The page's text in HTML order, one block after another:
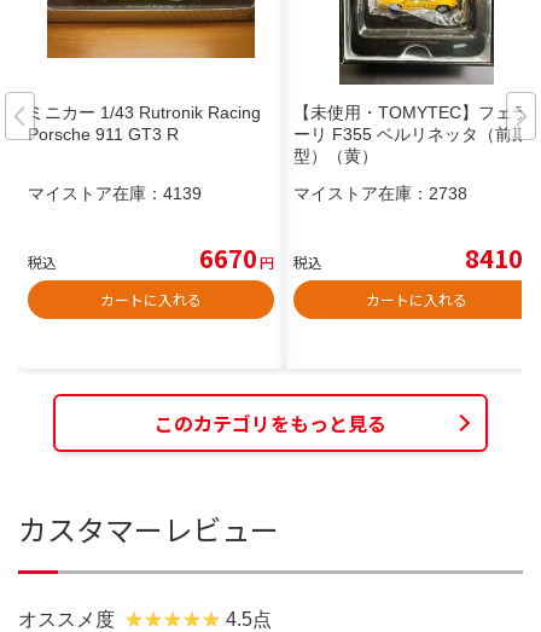
ミニカー 1/43 Rutronik Racing
Porsche 911 GT3 R
マイストア在庫： 4139
税込 6670円
カートに入れる
【未使用・TOMYTEC】フェラ
ーリ F355 ベルリネッタ（前期
型）（黄）
マイストア在庫： 2738
税込 8410
カートに入れる
このカテゴリをもっと見る
カスタマーレビュー
オススメ度 4.5点